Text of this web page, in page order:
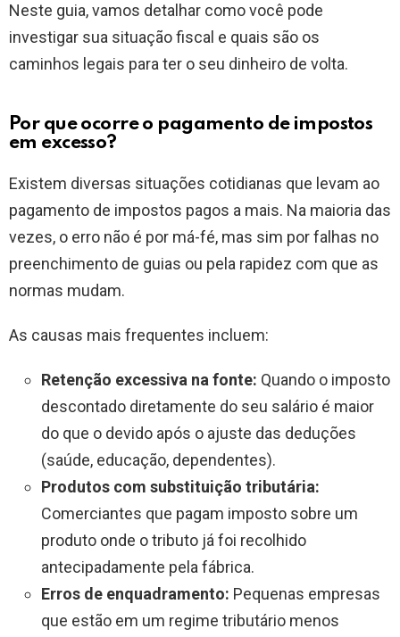
Neste guia, vamos detalhar como você pode
investigar sua situação fiscal e quais são os
caminhos legais para ter o seu dinheiro de volta.
Por que ocorre o pagamento de impostos
em excesso?
Existem diversas situações cotidianas que levam ao
pagamento de impostos pagos a mais. Na maioria das
vezes, o erro não é por má-fé, mas sim por falhas no
preenchimento de guias ou pela rapidez com que as
normas mudam.
As causas mais frequentes incluem:
Retenção excessiva na fonte: Quando o imposto
descontado diretamente do seu salário é maior
do que o devido após o ajuste das deduções
(saúde, educação, dependentes).
Produtos com substituição tributária:
Comerciantes que pagam imposto sobre um
produto onde o tributo já foi recolhido
antecipadamente pela fábrica.
Erros de enquadramento: Pequenas empresas
que estão em um regime tributário menos